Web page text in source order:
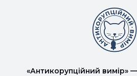
«Антикорупційний вимір»